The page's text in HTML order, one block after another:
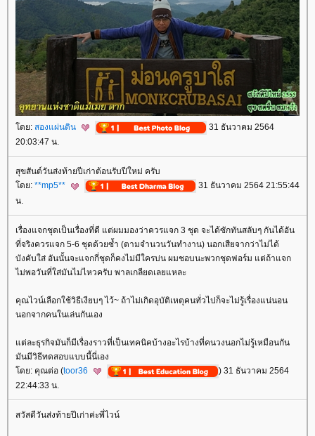
ดย: สองแผ่นดิน
31 ธันวาคม 2564
20:03:47 น.
สุขสันต์วันส่งท้ายปีเก่าต้อนรับปีใหม่ ครับ
ดย: **mp5**
31 ธันวาคม 2564 21:55:44
น.
เรื่องแจกชุดเป็นเรื่องที่ดี แต่ผมมองว่าควรแจก 3 ชุด จะได้ซักทันสลับๆ กันได้อัน
ที่จริงควรแจก 5-6 ชุดด้วยซ้ำ (ตามจำนวนวันทำงาน) นอกเสียจากว่าไม่ได้
บังคับใส่ อันนั้นจะแจกกี่ชุดก็คงไม่มีใครบ่น ผมชอบนะพวกชุดฟอร์ม แต่ถ้าแจก
ไม่พอวันที่ใส่มันไม่ไหวครับ พาลเกลียดเลยแหละ
คุณไวน์เลือกใช้วิธีเงียบๆ ไว้~ ถ้าไม่เกิดอุบัติเหตุคนทั่วไปก็จะไม่รู้เรื่องแน่นอน
นอกจากคนในเล่นกันเอง
ต่ละธุรกิจมันก็มีเรื่องราวที่เป็นเทคนิคบ้างอะไรบ้างที่คนวงนอกไม่รู้เหมือนกัน
มันมีวิธีทดสอบแบบนี้นี่เอง
ดย: คุณต่อ (toor36
) 31 ธันวาคม 2564
22:44:33 น.
สวัสดีวันส่งท้ายปีเก่าค่ะพี่ไวน์